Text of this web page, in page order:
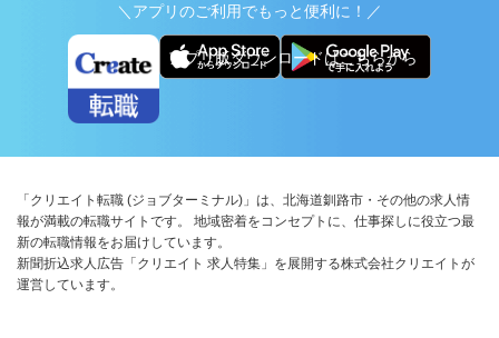
＼アプリのご利用でもっと便利に！／
アプリ版ダウンロードはこちらから
「クリエイト転職 (ジョブターミナル)」は、北海道釧路市・その他の求人情
報が満載の転職サイトです。 地域密着をコンセプトに、仕事探しに役立つ最
新の転職情報をお届けしています。
新聞折込求人広告「クリエイト 求人特集」を展開する株式会社クリエイトが
運営しています。